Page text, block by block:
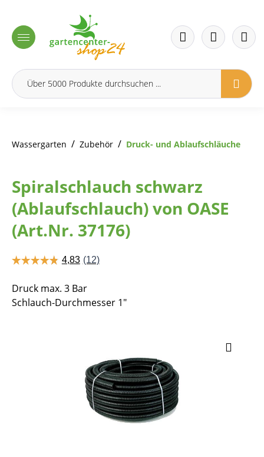
Wassergarten / Zubehör / Druck- und Ablaufschläuche
Spiralschlauch schwarz
(Ablaufschlauch) von OASE
(Art.Nr. 37176)
Druck max. 3 Bar
Schlauch-Durchmesser 1"